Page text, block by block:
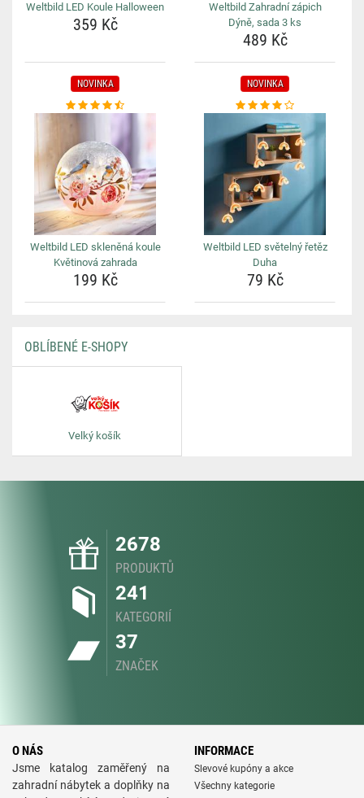
Weltbild LED Koule Halloween
359 Kč
Weltbild Zahradní zápich
Dýně, sada 3 ks
489 Kč
NOVINKA
Weltbild LED skleněná koule
Květinová zahrada
199 Kč
NOVINKA
Weltbild LED světelný řetěz
Duha
79 Kč
OBLÍBENÉ E-SHOPY
Velký košík
2678
PRODUKTŮ
241
KATEGORIÍ
37
ZNAČEK
O NÁS
Jsme katalog zaměřený na
zahradní nábytek a doplňky na
INFORMACE
Slevové kupóny a akce
Všechny kategorie